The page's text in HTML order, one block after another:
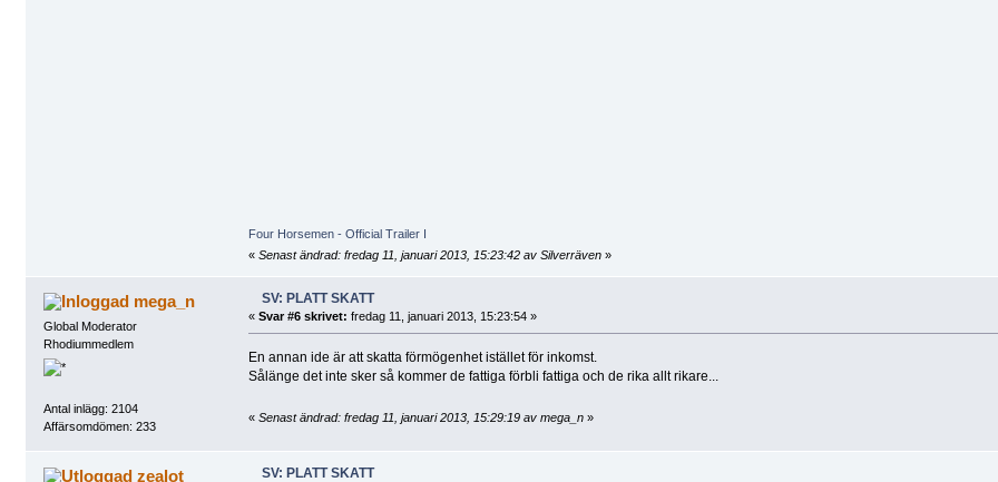
Four Horsemen - Official Trailer I
« Senast ändrad: fredag 11, januari 2013, 15:23:42 av Silverräven»
mega_n
Global Moderator
Rhodiummedlem
Antal inlägg: 2104
Affärsomdömen: 233
SV: PLATT SKATT
« Svar #6 skrivet: fredag 11, januari 2013, 15:23:54 »
En annan ide är att skatta förmögenhet istället för inkomst.
Sålänge det inte sker så kommer de fattiga förbli fattiga och de rika allt rikare...
« Senast ändrad: fredag 11, januari 2013, 15:29:19 av mega_n»
zealot SV: PLATT SKATT